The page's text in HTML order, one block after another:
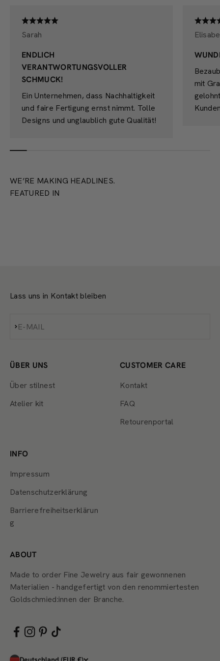
Sarah
ENDLICH
VERANTWORTUNGSVOLLER
SCHMUCK!
Ein Unternehmen, dass Nachhaltigkeit
und faire Fertigung ernst nimmt. Tolle
Designs und unglaublich gute Qualität!
mit
WE’RE MAKING HEADLINES.
FEATURED IN
Lass uns in Kontakt bleiben
E-MAIL
Abonnieren
ÜBER UNS
Über stilnest
Atelier kit
CUSTOMER CARE
Kontakt
FAQ
Retourenportal
INFO
Impressum
Datenschutzerklärung
Barrierefreiheitserklärun
g
ABOUT
Made to order Fine Jewelry aus fair gewonnenen
Materialien - handgefertigt von den renommiertesten
Goldschmied:innen der Branche.